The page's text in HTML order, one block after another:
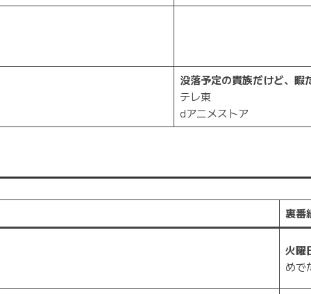
没落予定の貴族だけど、暇
テレ東
dアニメストア
裏番
火曜
めで